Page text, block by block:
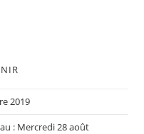
2019
: Mercredi 28 août